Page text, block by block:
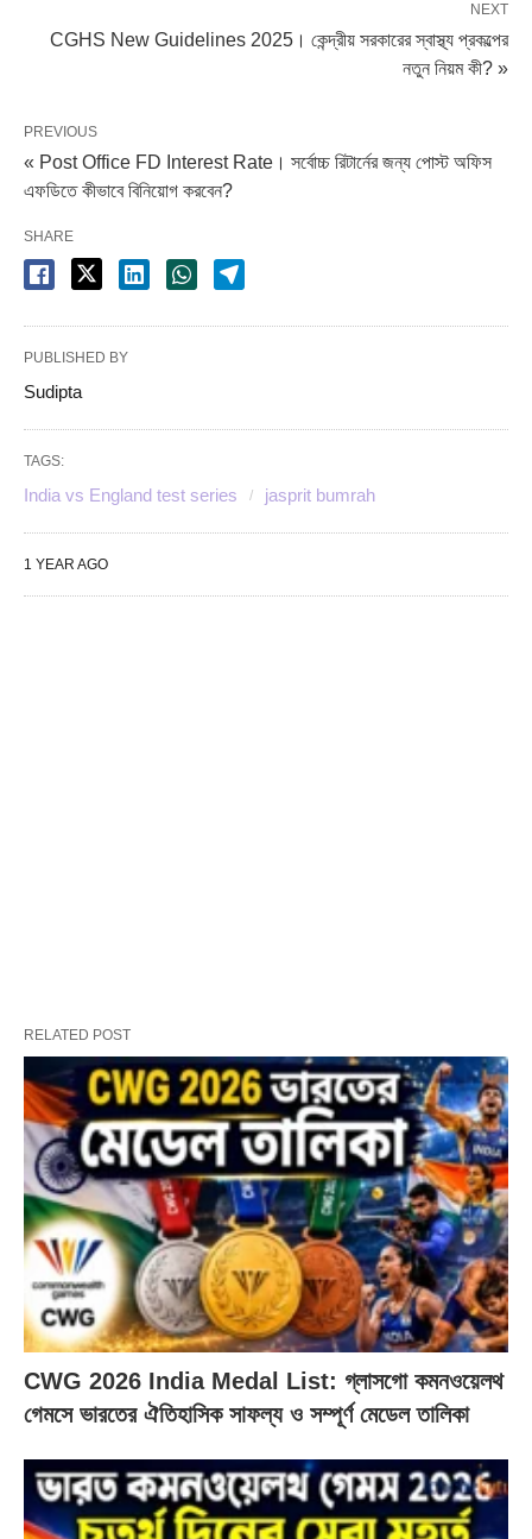
NEXT
CGHS New Guidelines 2025। কেন্দ্রীয় সরকারের স্বাস্থ্য প্রকল্পের
নতুন নিয়ম কী? »
PREVIOUS
« Post Office FD Interest Rate। সর্বোচ্চ রিটার্নের জন্য পোস্ট অফিস
এফডিতে কীভাবে বিনিয়োগ করবেন?
SHARE
PUBLISHED BY
Sudipta
TAGS:
India vs England test series jasprit bumrah
1 YEAR AGO
RELATED POST
CWG 2026 India Medal List: গ্লাসগো কমনওয়েলথ
গেমসে ভারতের ঐতিহাসিক সাফল্য ও সম্পূর্ণ মেডেল তালিকা